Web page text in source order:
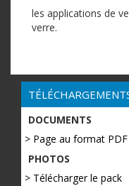
les applications de
verre.
DOCUMENTS
> Page au format PDF
PHOTOS
> Télécharger le pack